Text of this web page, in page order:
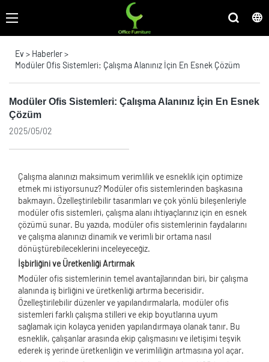
Ev > Haberler>
Modüler Ofis Sistemleri: Çalışma Alanınız İçin En Esnek Çözüm
Modüler Ofis Sistemleri: Çalışma Alanınız İçin En Esnek
Çözüm
2025/05/02
Çalışma alanınızı maksimum verimlilik ve esneklik için optimize
etmek mi istiyorsunuz? Modüler ofis sistemlerinden başkasına
bakmayın. Özelleştirilebilir tasarımları ve çok yönlü bileşenleriyle
modüler ofis sistemleri, çalışma alanı ihtiyaçlarınız için en esnek
çözümü sunar. Bu yazıda, modüler ofis sistemlerinin faydalarını
ve çalışma alanınızı dinamik ve verimli bir ortama nasıl
dönüştürebileceklerini inceleyeceğiz.
İşbirliğini ve Üretkenliği Artırmak
Modüler ofis sistemlerinin temel avantajlarından biri, bir çalışma
alanında iş birliğini ve üretkenliği artırma becerisidir.
Özelleştirilebilir düzenler ve yapılandırmalarla, modüler ofis
sistemleri farklı çalışma stilleri ve ekip boyutlarına uyum
sağlamak için kolayca yeniden yapılandırmaya olanak tanır. Bu
esneklik, çalışanlar arasında ekip çalışmasını ve iletişimi teşvik
ederek iş yerinde üretkenliğin ve verimliliğin artmasına yol açar.